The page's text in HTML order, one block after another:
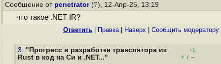
Сообщение от penetrator(?), 12-Апр-25, 13:19
что такое .NET IR?
Ответить Правка| Наверх Cообщить модератору
3. "Прогресс в разработке транслятора из
Rust в код на Cи и .NET..."
+1
+ / –